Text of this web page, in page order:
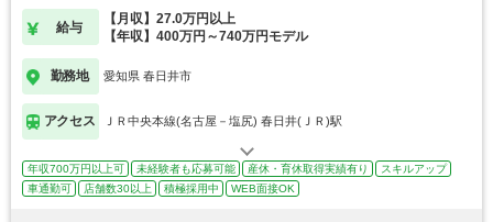
給与
【月収】27.0万円以上
【年収】400万円～740万円モデル
勤務地 愛知県 春日井市
アクセス ＪＲ中央本線(名古屋－塩尻) 春日井(ＪＲ)駅
年収700万円以上可 未経験者も応募可能 産休・育休取得実績有り
スキルアップ
車通勤可
店舗数30以上 積極採用中 WEB面接OK